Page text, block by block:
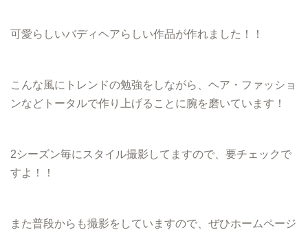
可愛らしいバディヘアらしい作品が作れました！！
こんな風にトレンドの勉強をしながら、ヘア・ファッショ
ンなどトータルで作り上げることに腕を磨いています！
2シーズン毎にスタイル撮影してますので、要チェックで
すよ！！
また普段からも撮影をしていますので、ぜひホームページ